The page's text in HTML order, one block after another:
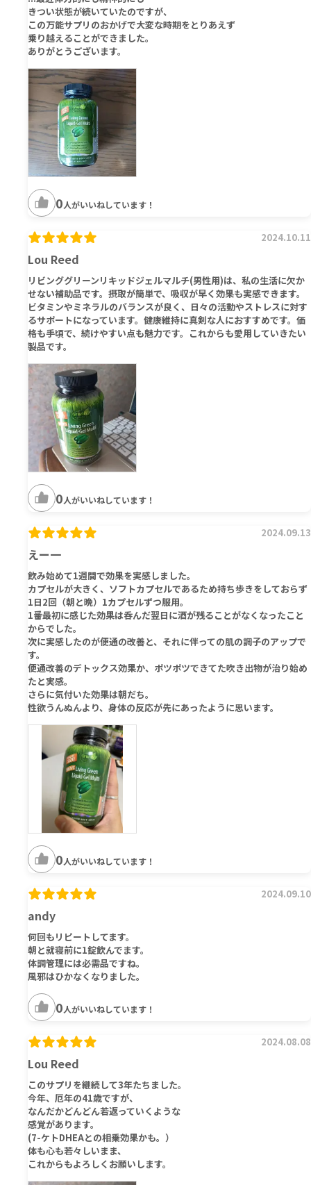
きつい状態が続いていたのですが、
この万能サプリのおかげで大変な時期をとりあえず
乗り越えることができました。
ありがとうございます。
0人がいいねしています！
Lou Reed
2024.10.11
リビンググリーンリキッドジェルマルチ(男性用)は、私の生活に欠か
せない補助品です。摂取が簡単で、吸収が早く効果も実感できます。
ビタミンやミネラルのバランスが良く、日々の活動やストレスに対す
るサポートになっています。健康維持に真剣な人におすすめです。価
格も手頃で、続けやすい点も魅力です。これからも愛用していきたい
製品です。
0人がいいねしています！
えー一
2024.09.13
飲み始めて1週間で効果を実感しました。
カプセルが大きく、ソフトカプセルであるため持ち歩きをしておらず
1日2回（朝と晩）1カプセルずつ服用。
1番最初に感じた効果は呑んだ翌日に酒が残ることがなくなったこと
からでした。
次に実感したのが便通の改善と、それに伴っての肌の調子のアップで
す。
便通改善のデトックス効果か、ポツポツできてた吹き出物が治り始め
たと実感。
さらに気付いた効果は朝だち。
性欲うんぬんより、身体の反応が先にあったように思います。
0人がいいねしています！
andy
2024.09.10
何回もリピートしてます。
朝と就寝前に1錠飲んでます。
体調管理には必需品ですね。
風邪はひかなくなりました。
0人がいいねしています！
Lou Reed
2024.08.08
このサプリを継続して3年たちました。
今年、厄年の41歳ですが、
なんだかどんどん若返っていくような
感覚があります。
(7-ケトDHEAとの相乗効果かも。）
体も心も若々しいまま、
これからもよろしくお願いします。